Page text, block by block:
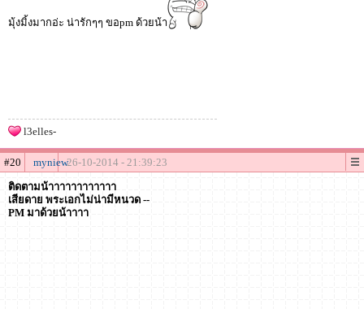
มุ้งมิ้งมากอ่ะ น่ารักๆๆ ขอpm ด้วยน้า
l3elles-
#20 myniew26-10-2014 - 21:39:23
ติดตามน้าาาาาาาาาาาา
เสียดาย พระเอกไม่น่ามีหนวด --
PM มาด้วยน้าาาา